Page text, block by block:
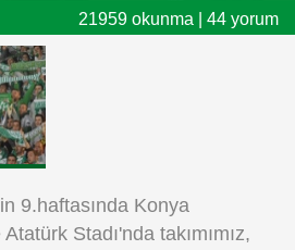
21959 okunma | 44 yorum
9.haftasında Konya
Stadı'nda takımımız,